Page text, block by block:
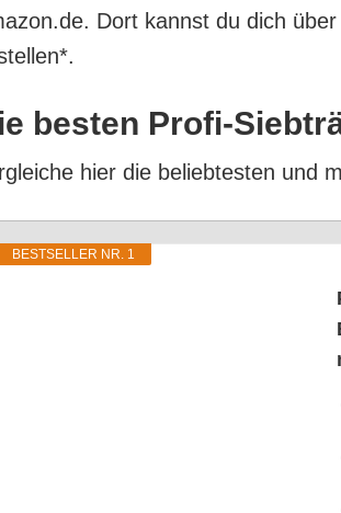
Dort kannst du dich
bes­ten Pro­fi-
hier die belieb­tes­ten und
BEST­SEL­LER NR. 1